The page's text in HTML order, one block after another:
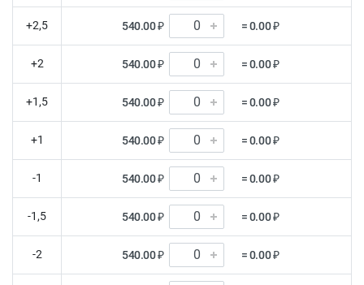
+2,5 540.00 ₽ = 0.00 ₽
+2 540.00 ₽ = 0.00 ₽
+1,5 540.00 ₽ = 0.00 ₽
+1 540.00 ₽ = 0.00 ₽
-1 540.00 ₽ = 0.00 ₽
-1,5 540.00 ₽ = 0.00 ₽
-2 540.00 ₽ = 0.00 ₽